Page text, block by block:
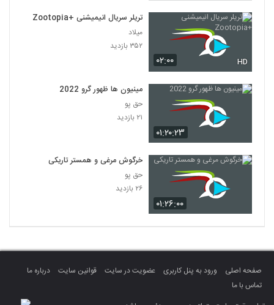
۰۲:۰۰ HD
تریلر سریال انیمیشنی +Zootopia
میلاد
۳۵۲ بازدید
۰۱:۲۰:۲۳
مینیون ها ظهور گرو 2022
حق پو
۲۱ بازدید
۰۱:۲۶:۰۰
خرگوش مرغی و همستر تاریکی
حق پو
۲۶ بازدید
صفحه اصلی ورود به پنل کاربری عضویت در سایت قوانین سایت
درباره ما
تماس با ما